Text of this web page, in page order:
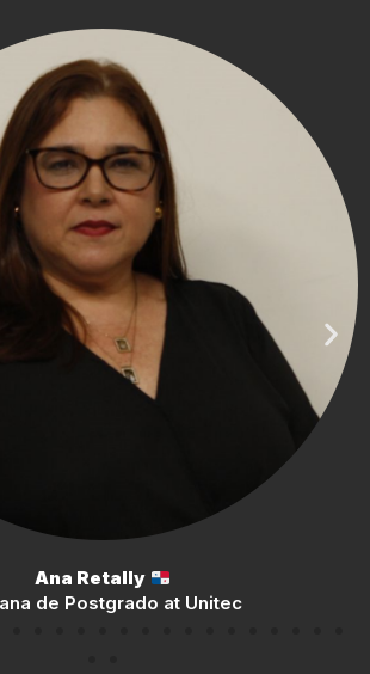
Andrey Monge
Lead, Hispanic South America +